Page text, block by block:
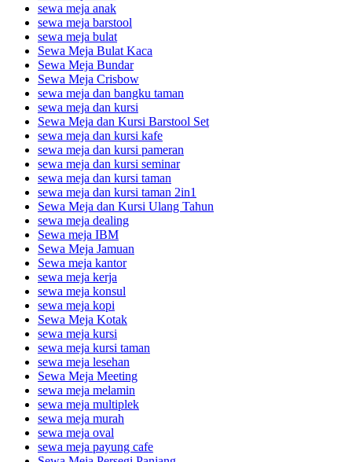
sewa meja anak
sewa meja barstool
sewa meja bulat
Sewa Meja Bulat Kaca
Sewa Meja Bundar
Sewa Meja Crisbow
sewa meja dan bangku taman
sewa meja dan kursi
Sewa Meja dan Kursi Barstool Set
sewa meja dan kursi kafe
sewa meja dan kursi pameran
sewa meja dan kursi seminar
sewa meja dan kursi taman
sewa meja dan kursi taman 2in1
Sewa Meja dan Kursi Ulang Tahun
sewa meja dealing
Sewa meja IBM
Sewa Meja Jamuan
Sewa meja kantor
sewa meja kerja
sewa meja konsul
sewa meja kopi
Sewa Meja Kotak
sewa meja kursi
sewa meja kursi taman
sewa meja lesehan
Sewa Meja Meeting
sewa meja melamin
sewa meja multiplek
sewa meja murah
sewa meja oval
sewa meja payung cafe